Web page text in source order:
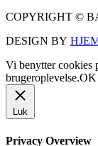
COPYRIGHT ©
DESIGN BY
Vi benytter cookies
brugeroplevelse.OK
Luk
Privacy Overview